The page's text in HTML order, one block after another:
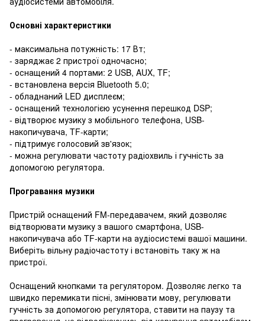
Основні характеристики
- максимальна потужність: 17 Вт;
- заряджає 2 пристрої одночасно;
- оснащений 4 портами: 2 USB, AUX, TF;
- встановлена версія Bluetooth 5.0;
- обладнаний LED дисплеєм;
- оснащений технологією усунення перешкод DSP;
- відтворює музику з мобільного телефона, USB-
накопичувача, TF-карти;
- підтримує голосовий зв'язок;
- можна регулювати частоту радіохвиль і гучність за
допомогою регулятора.
Програвання музики
Пристрій оснащений FM-передавачем, який дозволяє
відтворювати музику з вашого смартфона, USB-
накопичувача або TF-карти на аудіосистемі вашої машини.
Виберіть вільну радіочастоту і встановіть таку ж на
пристрої.
Оснащений кнопками та регулятором. Дозволяє легко та
швидко перемикати пісні, змінювати мову, регулювати
гучність за допомогою регулятора, ставити на паузу та